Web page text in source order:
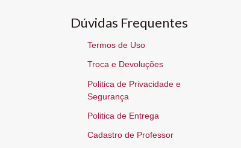
Dúvidas Frequentes
Termos de Uso
Troca e Devoluções
Politica de Privacidade e
Segurança
Politica de Entrega
Cadastro de Professor